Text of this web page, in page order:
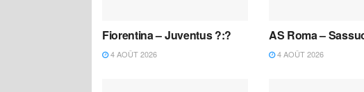
Fiorentina – Juventus ?:?
4 AOÛT 2026
AS Roma –
4 AOÛT 2026